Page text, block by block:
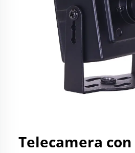
Telecamera